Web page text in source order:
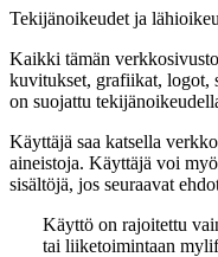
Tekijänoikeudet ja
Kaikki tämän
kuvitukset, grafiikat, logot,
on suojattu
Käyttäjä saa katsella
aineistoja. Käyttäjä voi
sisältöjä, jos seuraavat
Käyttö on rajoitettu
tai liiketoimintaan